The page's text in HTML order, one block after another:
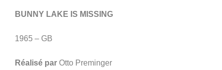
BUNNY LAKE IS MISSING
1965 – GB
Réalisé par Otto Preminger